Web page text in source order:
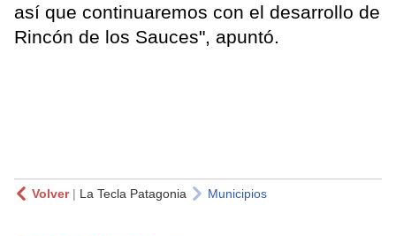
así que continuaremos con el desarrollo de
Rincón de los Sauces", apuntó.
Volver| La Tecla Patagonia Municipios